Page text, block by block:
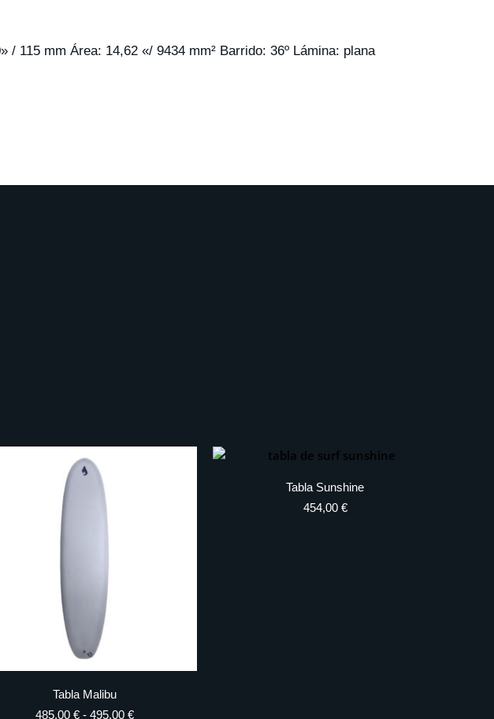
/ 115 mm Área: 14,62 «/ 9434 mm² Barrido: 36º Lámina: plana
Tabla Malibu
485,00 € - 495,00 €
Tabla Sunshine
454,00 €